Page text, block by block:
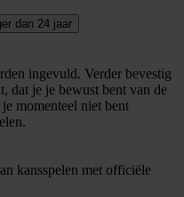
dan 24 jaar
ingevuld. Verder bevestig
dat je je bewust bent van de
momenteel niet bent
kansspelen met officiële